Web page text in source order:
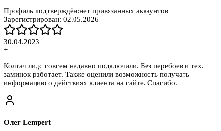
Профиль подтверждён:нет привязанных аккаунтов
Зарегистрирован: 02.05.2026
30.04.2023
+
Колтач лидс совсем недавно подключили. Без перебоев и тех.
заминок работает. Также оценили возможность получать
информацию о действиях клиента на сайте. Спасибо.
Олег Lempert